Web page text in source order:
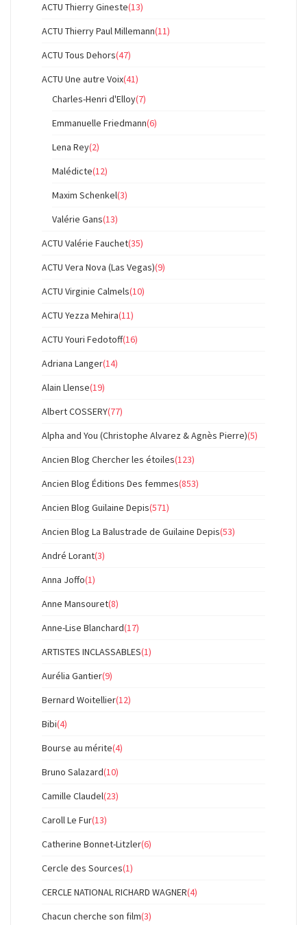
ACTU Thierry Gineste(13)
ACTU Thierry Paul Millemann(11)
ACTU Tous Dehors(47)
ACTU Une autre Voix(41)
Charles-Henri d'Elloy(7)
Emmanuelle Friedmann(6)
Lena Rey(2)
Malédicte(12)
Maxim Schenkel(3)
Valérie Gans(13)
ACTU Valérie Fauchet(35)
ACTU Vera Nova (Las Vegas)(9)
ACTU Virginie Calmels(10)
ACTU Yezza Mehira(11)
ACTU Youri Fedotoff(16)
Adriana Langer(14)
Alain Llense(19)
Albert COSSERY(77)
Alpha and You (Christophe Alvarez & Agnès Pierre)(5)
Ancien Blog Chercher les étoiles(123)
Ancien Blog Éditions Des femmes(853)
Ancien Blog Guilaine Depis(571)
Ancien Blog La Balustrade de Guilaine Depis(53)
André Lorant(3)
Anna Joffo(1)
Anne Mansouret(8)
Anne-Lise Blanchard(17)
ARTISTES INCLASSABLES(1)
Aurélia Gantier(9)
Bernard Woitellier(12)
Bibi(4)
Bourse au mérite(4)
Bruno Salazard(10)
Camille Claudel(23)
Caroll Le Fur(13)
Catherine Bonnet-Litzler(6)
Cercle des Sources(1)
CERCLE NATIONAL RICHARD WAGNER(4)
Chacun cherche son film(3)